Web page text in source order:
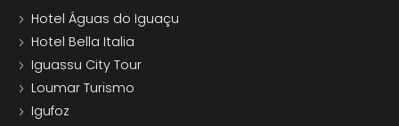
Hotel Águas do Iguaçu
Hotel Bella Italia
Iguassu City Tour
Loumar Turismo
Igufoz